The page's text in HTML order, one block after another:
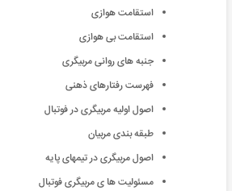
استقامت هوازی
استقامت بی هوازی
جنبه های روانی مربیگری
فهرست رفتارهای ذهنی
اصول اولیه مربیگری در فوتبال
طبقه بندی مربیان
اصول مربیگری در تیمهای پایه
مسئولیت ها ی مربیگری فوتبال